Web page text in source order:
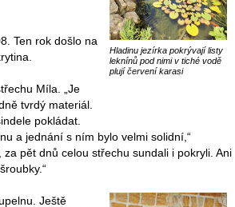
Hladinu jezírka pokrývají listy
leknínů pod nimi v tiché vodě
plují červení karasi
Ten rok došlo na
Míla. „Je
tvrdý materiál.
pokládat.
a jednání s ním bylo velmi solidní,“
pět dnů celou střechu sundali i pokryli. Ani
Ještě